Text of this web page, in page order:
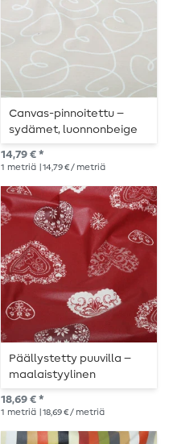
Canvas-pinnoitettu –
sydämet, luonnonbeige
14,79 € *
1 metriä | 14,79 € / metriä
Päällystetty puuvilla –
maalaistyylinen
sydänkuvio, punainen
18,69 € *
1 metriä | 18,69 € / metriä